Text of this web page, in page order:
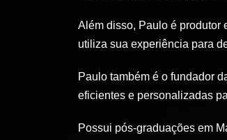
Além disso, Paulo é produtor
utiliza sua experiência para
Paulo também é o fundador
eficientes e personalizadas
Possui pós-graduações em